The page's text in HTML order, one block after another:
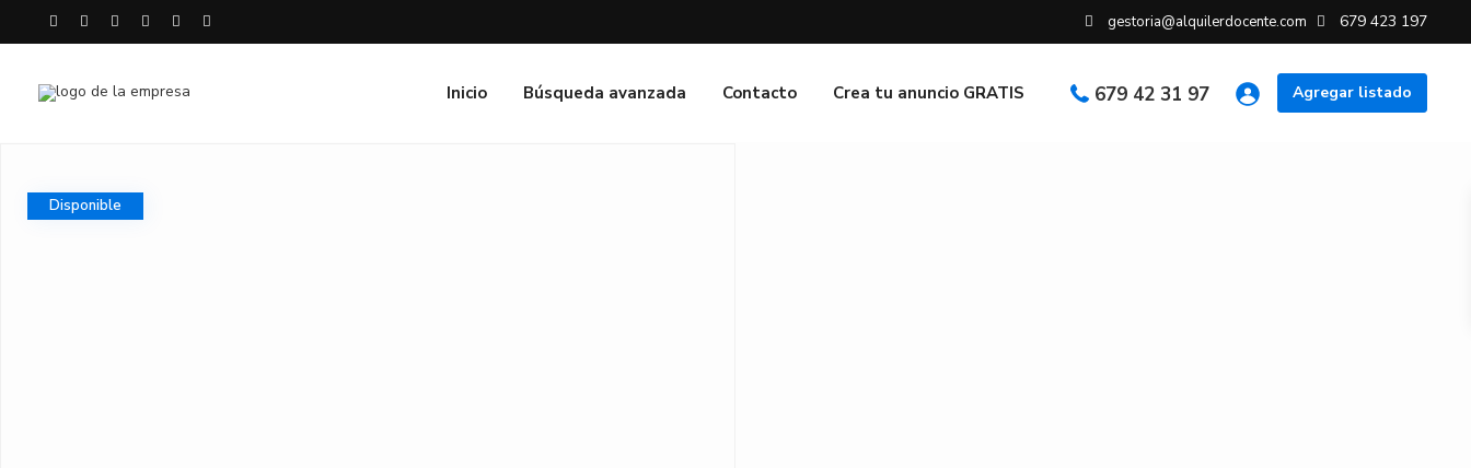
gestoria@alquilerdocente.com 679 423 197
Agregar listado
679 42 31 97
Inicio Búsqueda avanzada Contacto Crea tu anuncio GRATIS
Disponible